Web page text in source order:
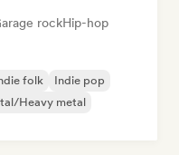
rockHip-hop
folk
Indie pop
Heavy metal